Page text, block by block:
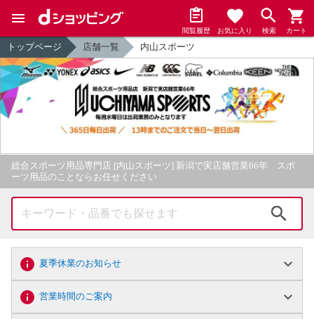
閲覧履歴 お気に入り 検索 カート
トップページ 店舗一覧 内山スポーツ
総合スポーツ用品専門店 [内山スポーツ] 新潟で実店舗営業66年 スポ
ーツ用品のことならお任せください
夏季休業のお知らせ
営業時間のご案内